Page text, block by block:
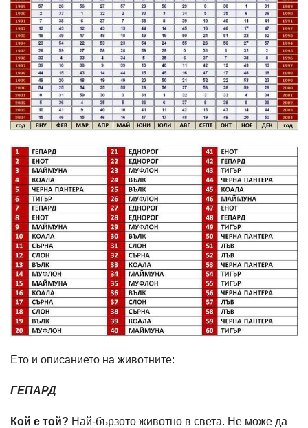
Ето и описанието на животните:
ГЕПАРД
Кой е той? Най-бързото животно в света. Не може да